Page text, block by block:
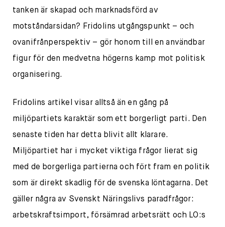
tanken är skapad och marknadsförd av
motståndarsidan? Fridolins utgångspunkt – och
ovanifrånperspektiv – gör honom till en användbar
figur för den medvetna högerns kamp mot politisk
organisering.
Fridolins artikel visar alltså än en gång på
miljöpartiets karaktär som ett borgerligt parti. Den
senaste tiden har detta blivit allt klarare.
Miljöpartiet har i mycket viktiga frågor lierat sig
med de borgerliga partierna och fört fram en politik
som är direkt skadlig för de svenska löntagarna. Det
gäller några av Svenskt Näringslivs paradfrågor:
arbetskraftsimport, försämrad arbetsrätt och LO:s